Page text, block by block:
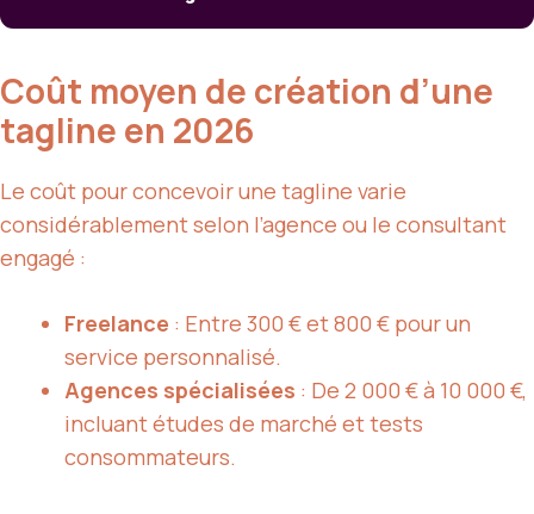
Coût moyen de création d’une
tagline en 2026
Le coût pour concevoir une tagline varie
considérablement selon l’agence ou le consultant
engagé :
Freelance : Entre 300 € et 800 € pour un
service personnalisé.
Agences spécialisées : De 2 000 € à 10 000 €,
incluant études de marché et tests
consommateurs.